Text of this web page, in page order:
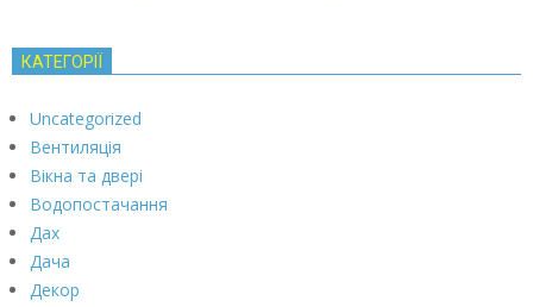
КАТЕГОРІЇ
Uncategorized
Вентиляція
Вікна та двері
Водопостачання
Дах
Дача
Декор